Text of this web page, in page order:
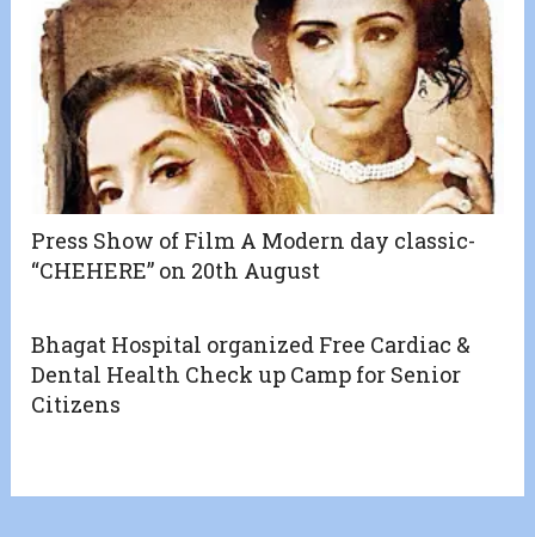
Press Show of Film A Modern day classic-
“CHEHERE” on 20th August
Bhagat Hospital organized Free Cardiac &
Dental Health Check up Camp for Senior
Citizens